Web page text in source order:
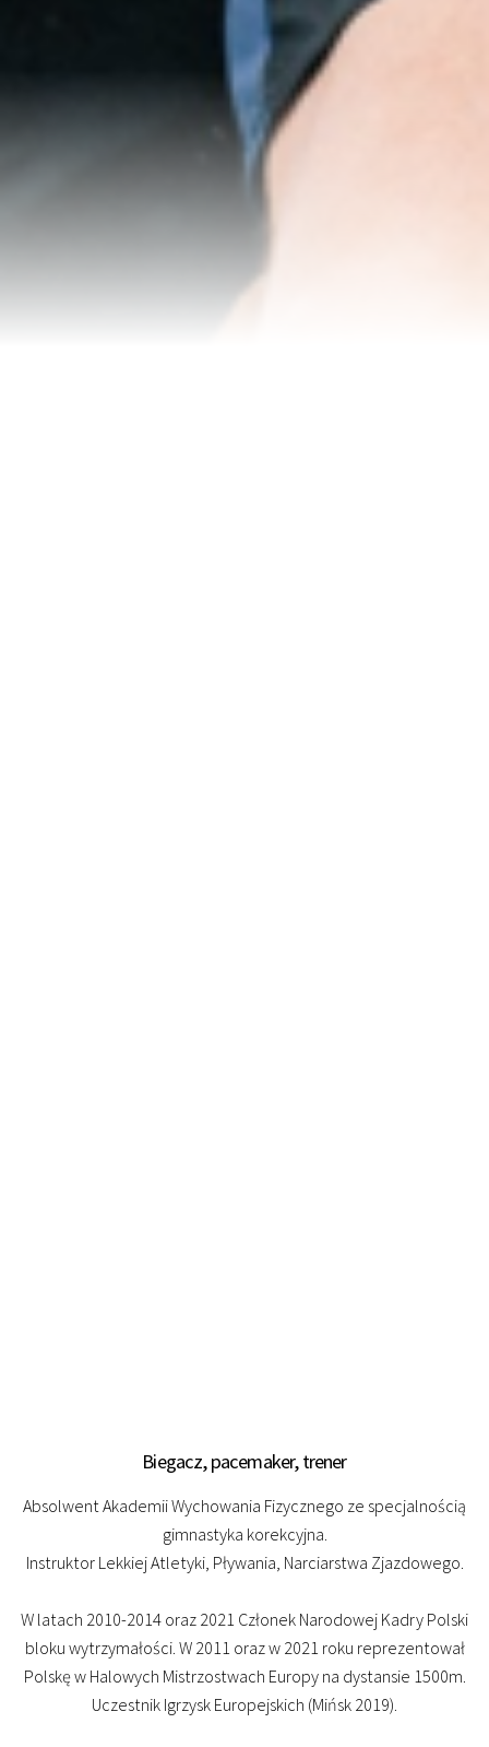
Biegacz, pacemaker, trener
Absolwent Akademii Wychowania Fizycznego ze specjalnością
gimnastyka korekcyjna.
Instruktor Lekkiej Atletyki, Pływania, Narciarstwa Zjazdowego.
W latach 2010-2014 oraz 2021 Członek Narodowej Kadry Polski
bloku wytrzymałości. W 2011 oraz w 2021 roku reprezentował
Polskę w Halowych Mistrzostwach Europy na dystansie 1500m.
Uczestnik Igrzysk Europejskich (Mińsk 2019).